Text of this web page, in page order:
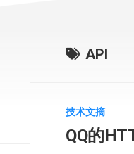
API
技术文摘
QQ的